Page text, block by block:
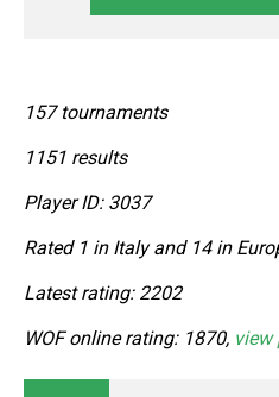
157 tournaments
1151 results
Player ID: 3037
Rated 1 in Italy and 14 in
Latest rating: 2202
WOF online rating: 1870, view